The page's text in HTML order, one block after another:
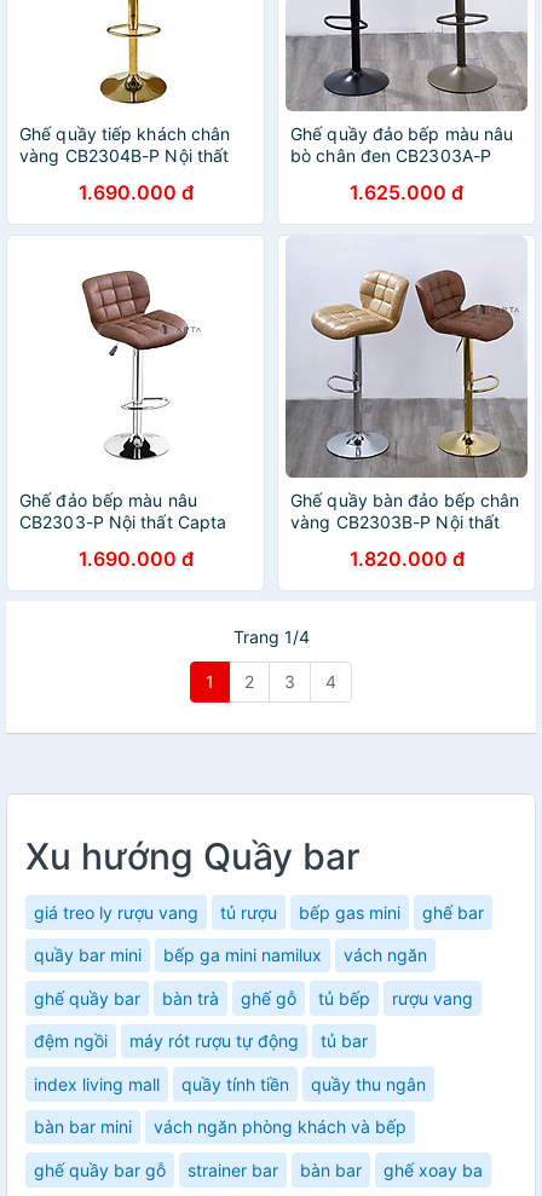
Ghế quầy tiếp khách chân
vàng CB2304B-P Nội thất
nệm da pvc kem nâu bò nâu
chân mạ màu vàng gold bar
chair
1.690.000 đ
Ghế quầy đảo bếp màu nâu
bò chân đen CB2303A-P
tiếp khách nệm PVC màu
nâu bò màu nâu đậm chân
1.625.000 đ
Ghế đảo bếp màu nâu
CB2303-P Nội thất Capta
bọc PVC màu nâu bò và
màu nâu chân thép tăng
1.690.000 đ
Ghế quầy bàn đảo bếp chân
vàng CB2303B-P Nội thất
tựa nệm PVC màu nâu bò
màu nâu đậm hân thép mạ
bar chair hcmc
1.820.000 đ
Trang 1/4
1 2 3 4
Xu hướng Quầy bar
giá treo ly rượu vang tủ rượu bếp gas mini ghế bar
quầy bar mini bếp ga mini namilux vách ngăn
ghế quầy bar bàn trà ghế gỗ tủ bếp rượu vang
đệm ngồi máy rót rượu tự động tủ bar
index living mall quầy tính tiền quầy thu ngân
bàn bar mini vách ngăn phòng khách và bếp
ghế quầy bar gỗ strainer bar bàn bar ghế xoay ba